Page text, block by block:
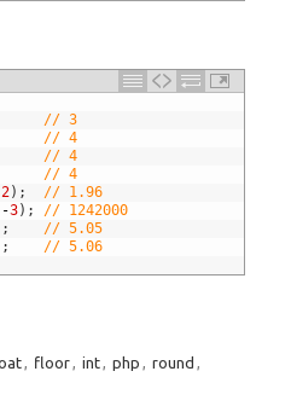
// 3
// 4
// 4
// 4
2) ;
// 1.96
-3) ;
// 1242000
;
// 5.05
;
// 5.06
, floor, int, php , round ,